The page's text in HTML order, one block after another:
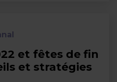
et fêtes de fin
et stratégies